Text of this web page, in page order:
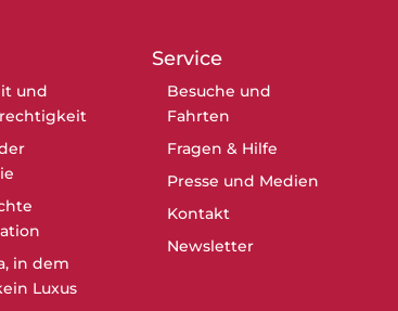
und
in dem
Luxus
Service
Besuche und
Fahrten
Fragen & Hilfe
Presse und Medien
Kontakt
Newsletter